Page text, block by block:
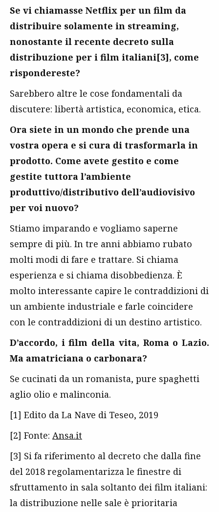
Se vi chiamasse Netflix per un film da
distribuire solamente in streaming,
nonostante il recente decreto sulla
distribuzione per i film italiani[3], come
rispondereste?
Sarebbero altre le cose fondamentali da
discutere: libertà artistica, economica, etica.
Ora siete in un mondo che prende una
vostra opera e si cura di trasformarla in
prodotto. Come avete gestito e come
gestite tuttora l’ambiente
produttivo/distributivo dell’audiovisivo
per voi nuovo?
Stiamo imparando e vogliamo saperne
sempre di più. In tre anni abbiamo rubato
molti modi di fare e trattare. Si chiama
esperienza e si chiama disobbedienza. È
molto interessante capire le contraddizioni di
un ambiente industriale e farle coincidere
con le contraddizioni di un destino artistico.
D’accordo, i film della vita, Roma o Lazio.
Ma amatriciana o carbonara?
Se cucinati da un romanista, pure spaghetti
aglio olio e malinconia.
[1] Edito da La Nave di Teseo, 2019
[2] Fonte: Ansa.it
[3] Si fa riferimento al decreto che dalla fine
del 2018 regolamentarizza le finestre di
sfruttamento in sala soltanto dei film italiani:
la distribuzione nelle sale è prioritaria